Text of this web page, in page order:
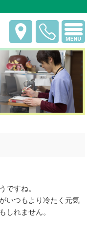
ですね。
いつもより冷たく元気
しれません。